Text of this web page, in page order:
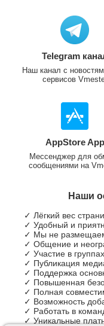
Telegram
Наш канал с
сервисов
AppStore App
Мессенджер для
сообщениями на
Наши
✓ Лёгкий вес
✓ Удобный и
✓ Мы не
✓ Общение и
✓ Участие в
✓ Публикация
✓ Поддержка
✓ Повышенная
✓ Полная
✓ Возможность
✓ Работать в
✓ Уникальные